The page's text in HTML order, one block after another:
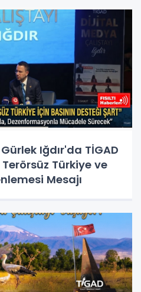
Iğdır'da TİGAD
Terörsüz Türkiye ve
Mesajı